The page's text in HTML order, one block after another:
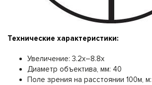
Технические характеристики:
Увеличение: 3.2x–8.8x
Диаметр объектива, мм: 40
Поле зрения на расстоянии 100м, м: